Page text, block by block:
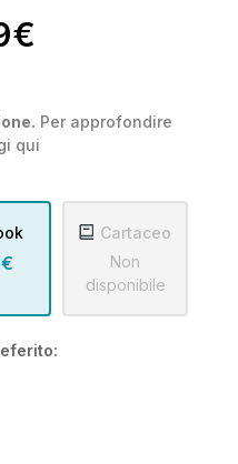
Per approfondire
qui
Cartaceo
Non
disponibile